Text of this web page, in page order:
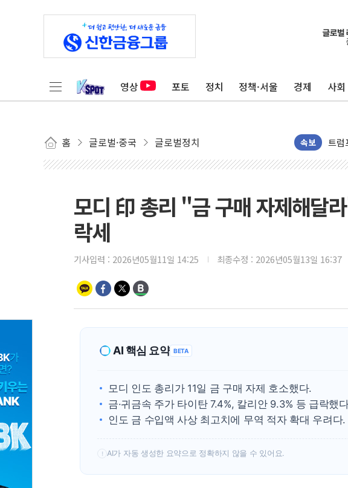
영상 포토 정치 정책·서울 경제 사회
홈 글로벌·중국 글로벌정치 속보
뉴욕
트
미
[종
美
이란
[AI
뉴
보
트럼
모디 印 총리 "금 구매 자제해달
락세
기사입력 : 2026년05월11일 14:25 최종수정 : 2026년05월13일 16:37
AI 핵심 요약 BETA
모디 인도 총리가 11일 금 구매 자제 호소했다.
금·귀금속 주가 타이탄 7.4%, 칼리안 9.3% 등 급락했
인도 금 수입액 사상 최고치에 무역 적자 확대 우려다.
! AI가 자동 생성한 요약으로 정확하지 않을 수 있어요.